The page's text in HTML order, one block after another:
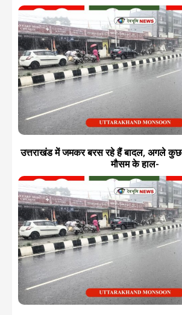
उत्तराखंड में जमकर बरस रहे हैं बादल, अगले कुछ
मौसम के हाल-